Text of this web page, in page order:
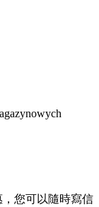
您可以隨時寫信